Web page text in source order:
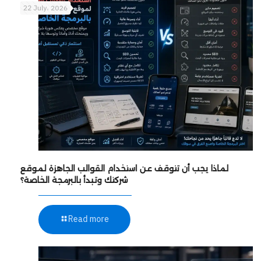
22 July، 2026
لماذا يجب أن تتوقف عن استخدام القوالب الجاهزة لموقع
شركتك وتبدأ بالبرمجة الخاصة؟
Read more